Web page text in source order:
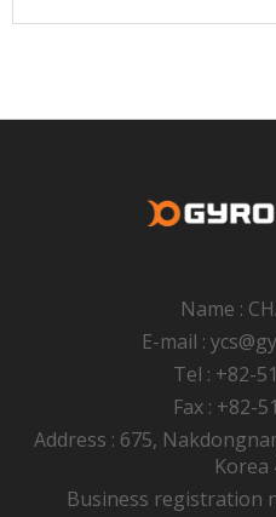
Name :
E-mail :
Tel : +82-
Fax : +82-
Address : 675,
Korea
Business registration